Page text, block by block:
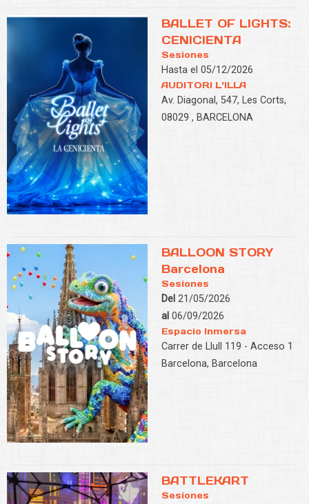
BALLET OF LIGHTS:
CENICIENTA
Sesiones
Hasta el 05/12/2026
AUDITORI L'ILLA
Av. Diagonal, 547, Les Corts,
08029 , BARCELONA
BALLOON STORY
Barcelona
Sesiones
Del 21/05/2026
al 06/09/2026
Espacio Inmersa
Carrer de Llull 119 - Acceso 1
Barcelona, Barcelona
BATTLEKART
Sesiones